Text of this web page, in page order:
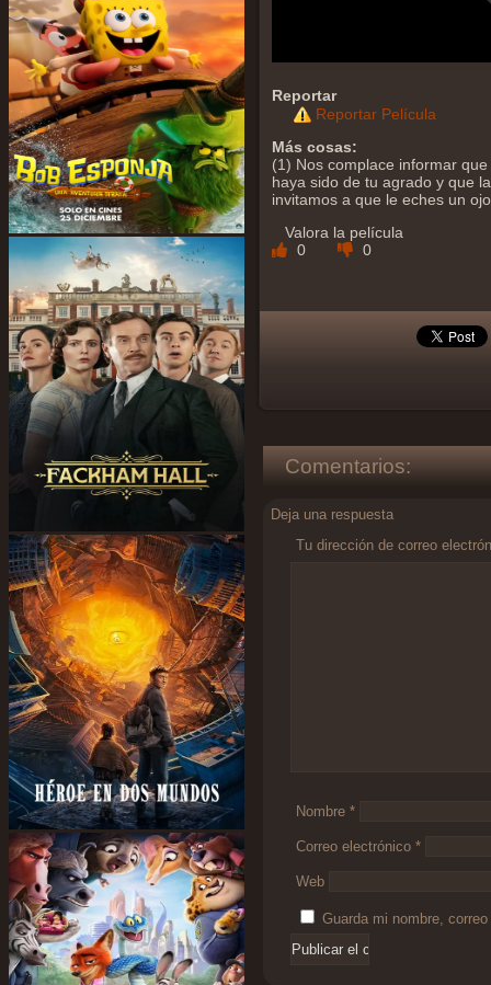
Reportar
Reportar Película
Más cosas:
(1) Nos complace informar
haya sido de tu agrado y que
invitamos a que le eches un
Valora la película
0
0
Comentarios:
Deja una respuesta
Tu dirección de correo
Nombre *
Correo electrónico *
Web
Guarda mi nombre,